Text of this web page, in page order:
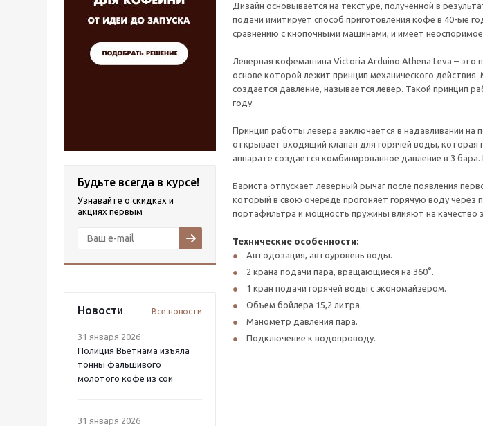
Будьте всегда в курсе!
Узнавайте о скидках и
акциях первым
Новости Все новости
31 января 2026
Полиция Вьетнама изъяла
тонны фальшивого
молотого кофе из сои
31 января 2026
Дизайн основывается на текстуре, полученной в
подачи имитирует способ приготовления кофе в 40-ые
сравнению с кнопочными машинами, и имеет
Леверная кофемашина Victoria Arduino Athena Leva – это
основе которой лежит принцип механического
создается давление, называется левер. Такой принцип
году.
Принцип работы левера заключается в надавливании на
открывает входящий клапан для горячей воды,
аппарате создается комбинированное давление в 3
Бариста отпускает леверный рычаг после появления
который в свою очередь прогоняет горячую воду через
портафильтра и мощность пружины влияют на качество
Технические особенности:
Автодозация, автоуровень воды.
2 крана подачи пара, вращающиеся на 360°.
1 кран подачи горячей воды с экономайзером.
Объем бойлера 15,2 литра.
Манометр давления пара.
Подключение к водопроводу.